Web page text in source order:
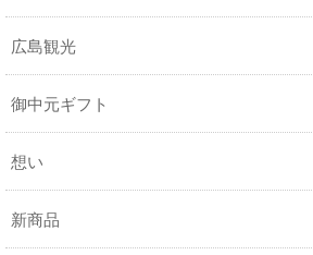
広島観光
御中元ギフト
想い
新商品